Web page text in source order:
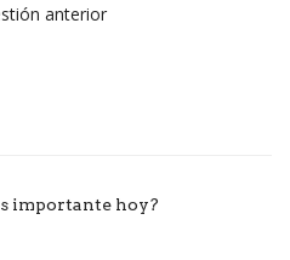
anterior
importante hoy?